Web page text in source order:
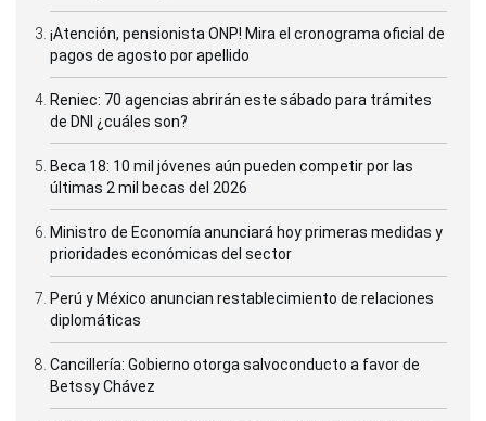
¡Atención, pensionista ONP! Mira el cronograma oficial de
pagos de agosto por apellido
Reniec: 70 agencias abrirán este sábado para trámites
de DNI ¿cuáles son?
Beca 18: 10 mil jóvenes aún pueden competir por las
últimas 2 mil becas del 2026
Ministro de Economía anunciará hoy primeras medidas y
prioridades económicas del sector
Perú y México anuncian restablecimiento de relaciones
diplomáticas
Cancillería: Gobierno otorga salvoconducto a favor de
Betssy Chávez